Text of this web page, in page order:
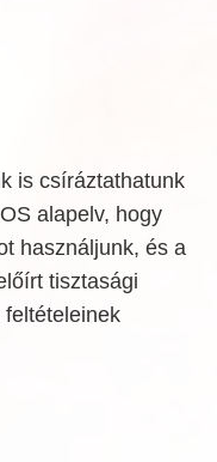
is csíráztathatunk
alapelv, hogy
használjunk, és a
tisztasági